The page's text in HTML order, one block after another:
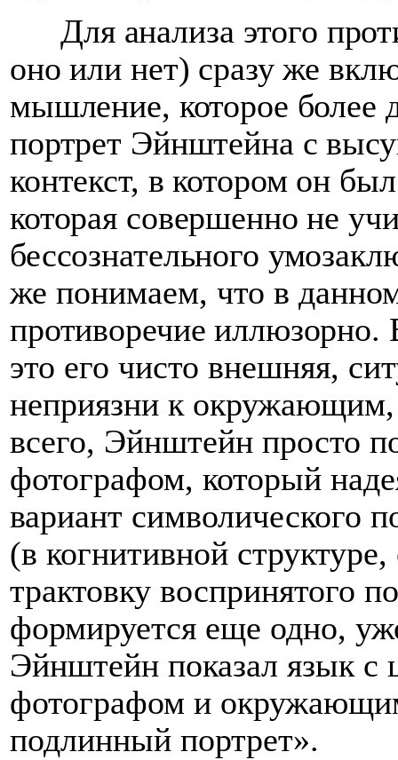
Для анализа этого
оно или нет) сразу же
мышление, которое более
портрет Эйнштейна с
контекст, в котором он
которая совершенно не
бессознательного
же понимаем, что в
противоречие иллюзорно.
это его чисто внешняя,
неприязни к
всего, Эйнштейн просто
фотографом, который
вариант символического
(в когнитивной
трактовку воспринятого
формируется еще одно,
Эйнштейн показал язык с
фотографом и
подлинный портрет».